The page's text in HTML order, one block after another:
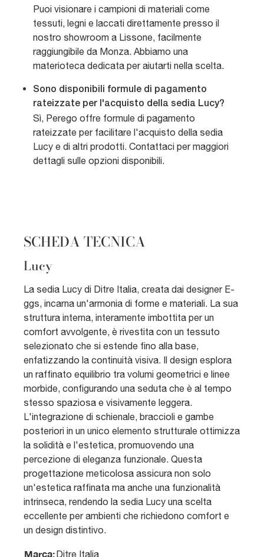
Puoi visionare i campioni di materiali come
tessuti, legni e laccati direttamente presso il
nostro showroom a Lissone, facilmente
raggiungibile da Monza. Abbiamo una
materioteca dedicata per aiutarti nella scelta.
Sono disponibili formule di pagamento
rateizzate per l'acquisto della sedia Lucy?
Sì, Perego offre formule di pagamento
rateizzate per facilitare l'acquisto della sedia
Lucy e di altri prodotti. Contattaci per maggiori
dettagli sulle opzioni disponibili.
SCHEDA TECNICA
Lucy
La sedia Lucy di Ditre Italia, creata dai designer E-
ggs, incarna un'armonia di forme e materiali. La sua
struttura interna, interamente imbottita per un
comfort avvolgente, è rivestita con un tessuto
selezionato che si estende fino alla base,
enfatizzando la continuità visiva. Il design esplora
un raffinato equilibrio tra volumi geometrici e linee
morbide, configurando una seduta che è al tempo
stesso spaziosa e visivamente leggera.
L'integrazione di schienale, braccioli e gambe
posteriori in un unico elemento strutturale ottimizza
la solidità e l'estetica, promuovendo una
percezione di eleganza funzionale. Questa
progettazione meticolosa assicura non solo
un'estetica raffinata ma anche una funzionalità
intrinseca, rendendo la sedia Lucy una scelta
eccellente per ambienti che richiedono comfort e
un design distintivo.
Marca:Ditre Italia